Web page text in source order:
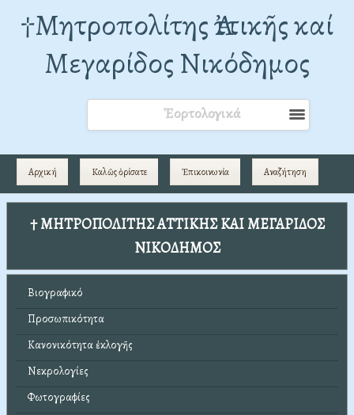
†Mητροπολίτης Ἀττικῆς καί
Μεγαρίδος Νικόδημος
Ἑορτολογικά
Αρχική Καλῶς ὁρίσατε Ἐπικοινωνία Αναζήτηση
† ΜΗΤΡΟΠΟΛΙΤΗΣ ΑΤΤΙΚΗΣ ΚΑΙ ΜΕΓΑΡΙΔΟΣ
ΝΙΚΟΔΗΜΟΣ
Βιογραφικό
Προσωπικότητα
Κανονικότητα ἐκλογῆς
Νεκρολογίες
Φωτογραφίες